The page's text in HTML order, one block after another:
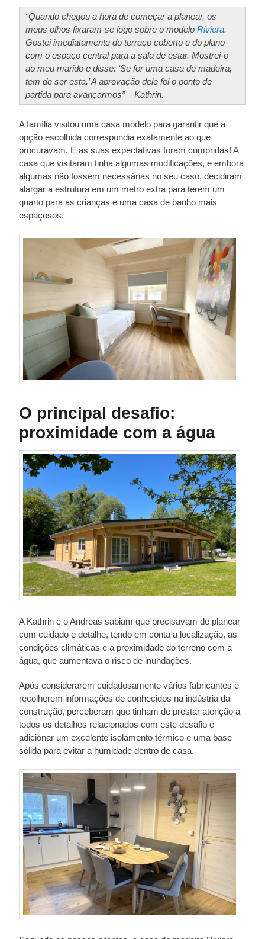
“Quando chegou a hora de começar a planear, os
meus olhos fixaram-se logo sobre o modelo Riviera.
Gostei imediatamente do terraço coberto e do plano
com o espaço central para a sala de estar. Mostrei-o
ao meu marido e disse: ‘Se for uma casa de madeira,
tem de ser esta.’ A aprovação dele foi o ponto de
partida para avançarmos” – Kathrin.
A família visitou uma casa modelo para garantir que a
opção escolhida correspondia exatamente ao que
procuravam. E as suas expectativas foram cumpridas! A
casa que visitaram tinha algumas modificações, e embora
algumas não fossem necessárias no seu caso, decidiram
alargar a estrutura em um metro extra para terem um
quarto para as crianças e uma casa de banho mais
espaçosos.
O principal desafio:
proximidade com a água
A Kathrin e o Andreas sabiam que precisavam de planear
com cuidado e detalhe, tendo em conta a localização, as
condições climáticas e a proximidade do terreno com a
água, que aumentava o risco de inundações.
Após considerarem cuidadosamente vários fabricantes e
recolherem informações de conhecidos na indústria da
construção, perceberam que tinham de prestar atenção a
todos os detalhes relacionados com este desafio e
adicionar um excelente isolamento térmico e uma base
sólida para evitar a humidade dentro de casa.